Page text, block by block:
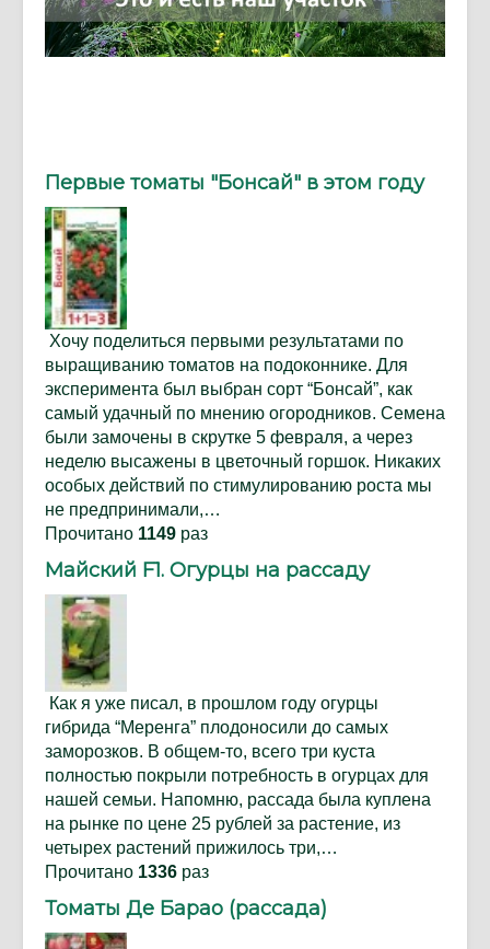
Первые томаты "Бонсай" в этом году
Хочу поделиться первыми результатами по
выращиванию томатов на подоконнике. Для
эксперимента был выбран сорт “Бонсай”, как
самый удачный по мнению огородников. Семена
были замочены в скрутке 5 февраля, а через
неделю высажены в цветочный горшок. Никаких
особых действий по стимулированию роста мы
не предпринимали,…
Прочитано 1149 раз
Майский F1. Огурцы на рассаду
Как я уже писал, в прошлом году огурцы
гибрида “Меренга” плодоносили до самых
заморозков. В общем-то, всего три куста
полностью покрыли потребность в огурцах для
нашей семьи. Напомню, рассада была куплена
на рынке по цене 25 рублей за растение, из
четырех растений прижилось три,…
Прочитано 1336 раз
Томаты Де Барао (рассада)